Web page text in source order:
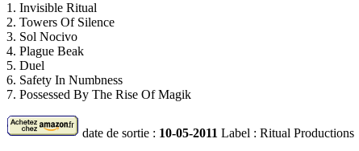
1. Invisible Ritual
2. Towers Of Silence
3. Sol Nocivo
4. Plague Beak
5. Duel
6. Safety In Numbness
7. Possessed By The Rise Of Magik
date de sortie : 10-05-2011 Label : Ritual Productions